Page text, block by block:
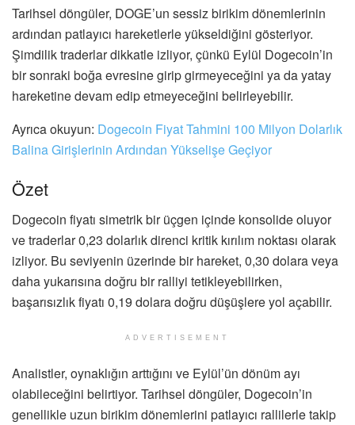
Tarihsel döngüler, DOGE’un sessiz birikim dönemlerinin
ardından patlayıcı hareketlerle yükseldiğini gösteriyor.
Şimdilik traderlar dikkatle izliyor, çünkü Eylül Dogecoin’in
bir sonraki boğa evresine girip girmeyeceğini ya da yatay
hareketine devam edip etmeyeceğini belirleyebilir.
Ayrıca okuyun: Dogecoin Fiyat Tahmini 100 Milyon Dolarlık
Balina Girişlerinin Ardından Yükselişe Geçiyor
Özet
Dogecoin fiyatı simetrik bir üçgen içinde konsolide oluyor
ve traderlar 0,23 dolarlık direnci kritik kırılım noktası olarak
izliyor. Bu seviyenin üzerinde bir hareket, 0,30 dolara veya
daha yukarısına doğru bir ralliyi tetikleyebilirken,
başarısızlık fiyatı 0,19 dolara doğru düşüşlere yol açabilir.
ADVERTISEMENT
Analistler, oynaklığın arttığını ve Eylül’ün dönüm ayı
olabileceğini belirtiyor. Tarihsel döngüler, Dogecoin’in
genellikle uzun birikim dönemlerini patlayıcı rallilerle takip